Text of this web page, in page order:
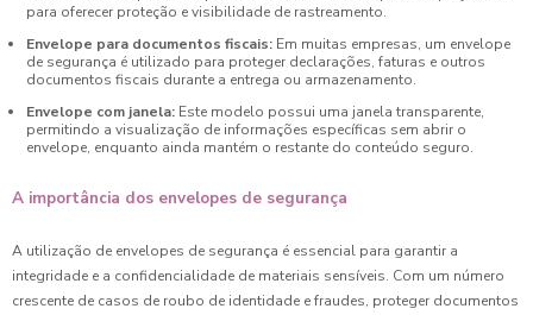
para oferecer proteção e visibilidade de rastreamento.
Envelope para documentos fiscais: Em muitas empresas, um envelope
de segurança é utilizado para proteger declarações, faturas e outros
documentos fiscais durante a entrega ou armazenamento.
Envelope com janela: Este modelo possui uma janela transparente,
permitindo a visualização de informações específicas sem abrir o
envelope, enquanto ainda mantém o restante do conteúdo seguro.
A importância dos envelopes de segurança
A utilização de envelopes de segurança é essencial para garantir a
integridade e a confidencialidade de materiais sensíveis. Com um número
crescente de casos de roubo de identidade e fraudes, proteger documentos